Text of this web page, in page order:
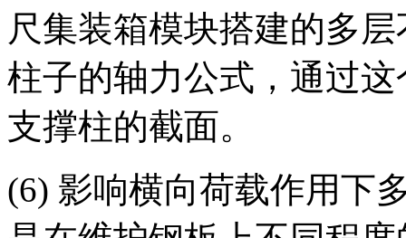
尺集装箱模块搭建的多
柱子的轴力公式，通过
支撑柱的截面。
(6) 影响横向荷载作用下